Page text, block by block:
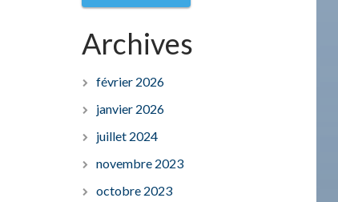
Archives
février 2026
janvier 2026
juillet 2024
novembre 2023
octobre 2023